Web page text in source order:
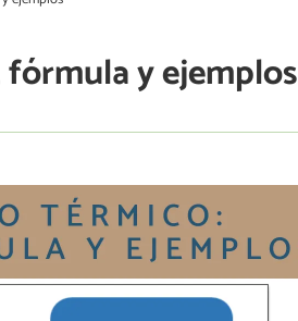
y ejemplos